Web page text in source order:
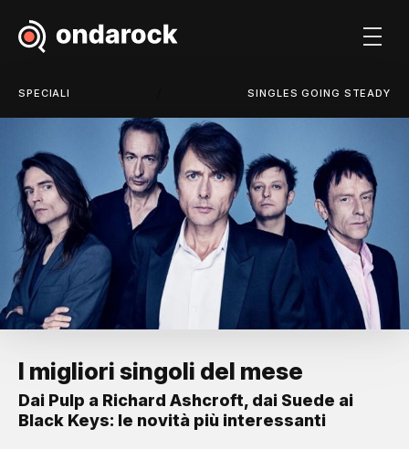
SPECIALI SINGLES GOING STEADY
I migliori singoli del mese
Dai Pulp a Richard Ashcroft, dai Suede ai
Black Keys: le novità più interessanti